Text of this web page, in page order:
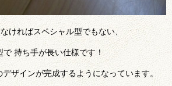
ければスペシャル型でもない、
で 持ち手が長い仕様です！
ザインが完成するようになっています。